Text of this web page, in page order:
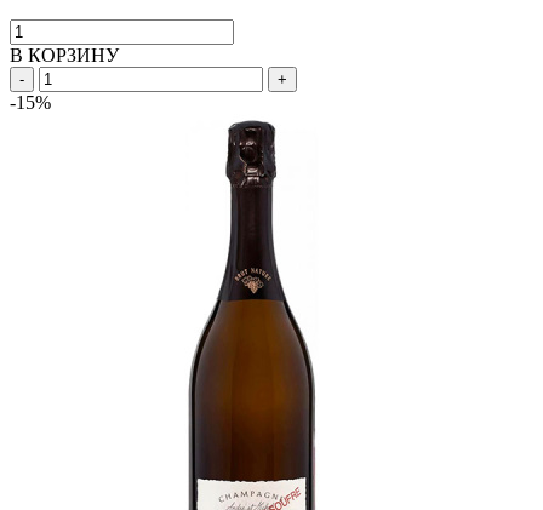
В КОРЗИНУ
- +
-15%